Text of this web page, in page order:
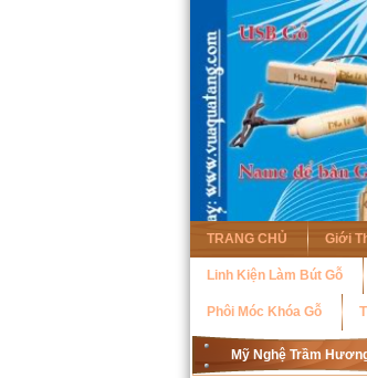
TRANG CHỦ Giới
Linh Kiện Làm Bút Gỗ
Phôi Móc Khóa Gỗ
Mỹ Nghệ Trầm